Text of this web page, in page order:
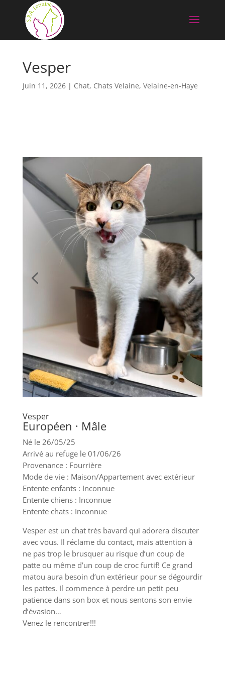
Vesper
Juin 11, 2026| Chat, Chats Velaine, Velaine-en-Haye
Vesper
Européen · Mâle
Né le 26/05/25
Arrivé au refuge le 01/06/26
Provenance : Fourrière
Mode de vie : Maison/Appartement avec extérieur
Entente enfants : Inconnue
Entente chiens : Inconnue
Entente chats : Inconnue
Vesper est un chat très bavard qui adorera discuter
avec vous. Il réclame du contact, mais attention à
ne pas trop le brusquer au risque d’un coup de
patte ou même d’un coup de croc furtif! Ce grand
matou aura besoin d’un extérieur pour se dégourdir
les pattes. Il commence à perdre un petit peu
patience dans son box et nous sentons son envie
d’évasion…
Venez le rencontrer!!!